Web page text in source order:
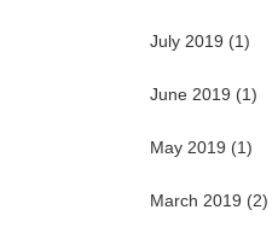
July 2019 (1)
June 2019 (1)
May 2019 (1)
March 2019 (2)